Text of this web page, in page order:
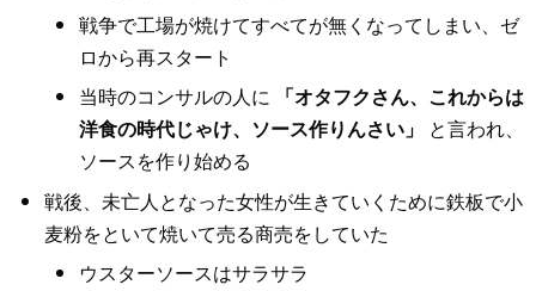
戦争で工場が焼けてすべてが無くなってしまい、ゼ
ロから再スタート
当時のコンサルの人に
「オタフクさん、これからは
洋食の時代じゃけ、ソース作りんさい」
と言われ、
ソースを作り始める
戦後、未亡人となった女性が生きていくために鉄板で小
麦粉をといて焼いて売る商売をしていた
ウスターソースはサラサラ